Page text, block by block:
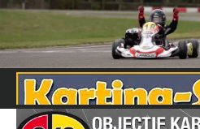
Skip
content